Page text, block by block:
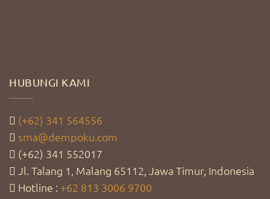
HUBUNGI KAMI
(+62) 341 564556
sma@dempoku.com
(+62) 341 552017
Jl. Talang 1, Malang 65112, Jawa Timur, Indonesia
Hotline : +62 813 3006 9700